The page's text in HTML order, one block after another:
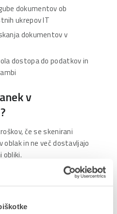
dokumentov ob
ukrepov IT
dokumentov v
dostopa do podatkov in
v
če se skenirani
oblak in ne več dostavljajo
obliki.
poslovanje, vsi podatki
strankami in